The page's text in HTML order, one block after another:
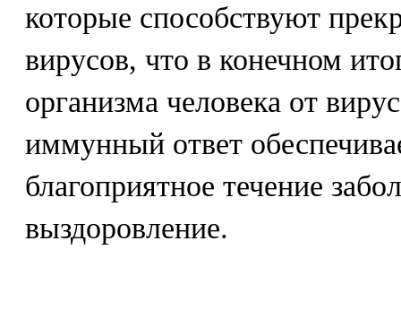
которые способствуют
вирусов, что в конечном
организма человека от
иммунный ответ
благоприятное течение
выздоровление.